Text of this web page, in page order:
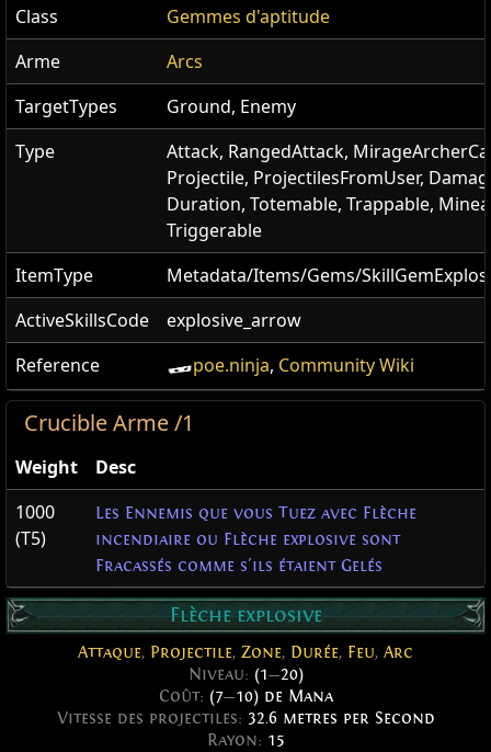
Class
Gemmes d'aptitude
Arme
Arcs
TargetTypes
Ground, Enemy
Type
Attack, RangedAttack,
Projectile, ProjectilesFromUser,
Duration, Totemable, Trappable,
Triggerable
ItemType
Metadata/Items/Gems/
ActiveSkillsCode
explosive_arrow
Reference
poe.ninja, Community Wiki
Crucible Arme /1
Weight
Desc
1000
(T5)
Les Ennemis que vous Tuez avec Flèche
incendiaire ou Flèche explosive sont
Fracassés comme s'ils étaient Gelés
Flèche explosive
Attaque, Projectile, Zone, Durée, Feu, Arc
Niveau: (1—20)
Coût: (7—10) de Mana
Vitesse des projectiles: 32.6 metres per Second
Rayon: 15